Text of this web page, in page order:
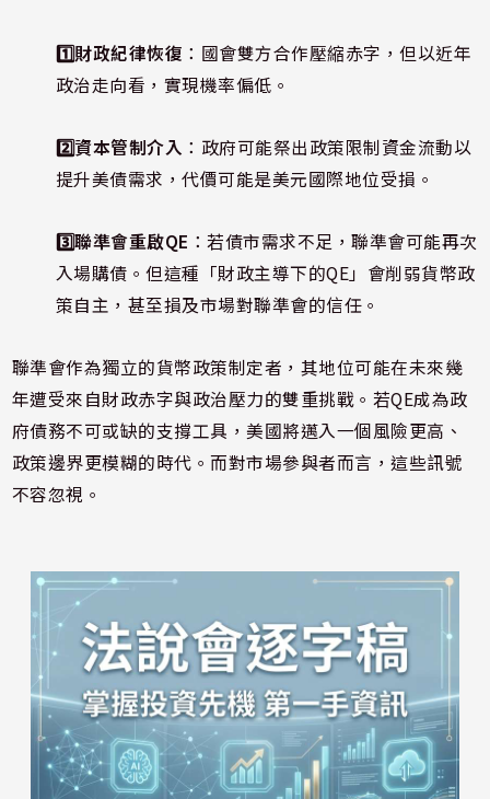
1️⃣財政紀律恢復 ：國會雙方合作壓縮赤字，但以近年
政治走向看，實現機率偏低。
2️⃣資本管制介入 ：政府可能祭出政策限制資金流動以
提升美債需求，代價可能是美元國際地位受損。
3️⃣聯準會重啟QE ：若債市需求不足，聯準會可能再次
入場購債。但這種「財政主導下的QE」會削弱貨幣政
策自主，甚至損及市場對聯準會的信任。
聯準會作為獨立的貨幣政策制定者，其地位可能在未來幾
年遭受來自財政赤字與政治壓力的雙重挑戰。若QE成為政
府債務不可或缺的支撐工具，美國將邁入一個風險更高、
政策邊界更模糊的時代。而對市場參與者而言，這些訊號
不容忽視。